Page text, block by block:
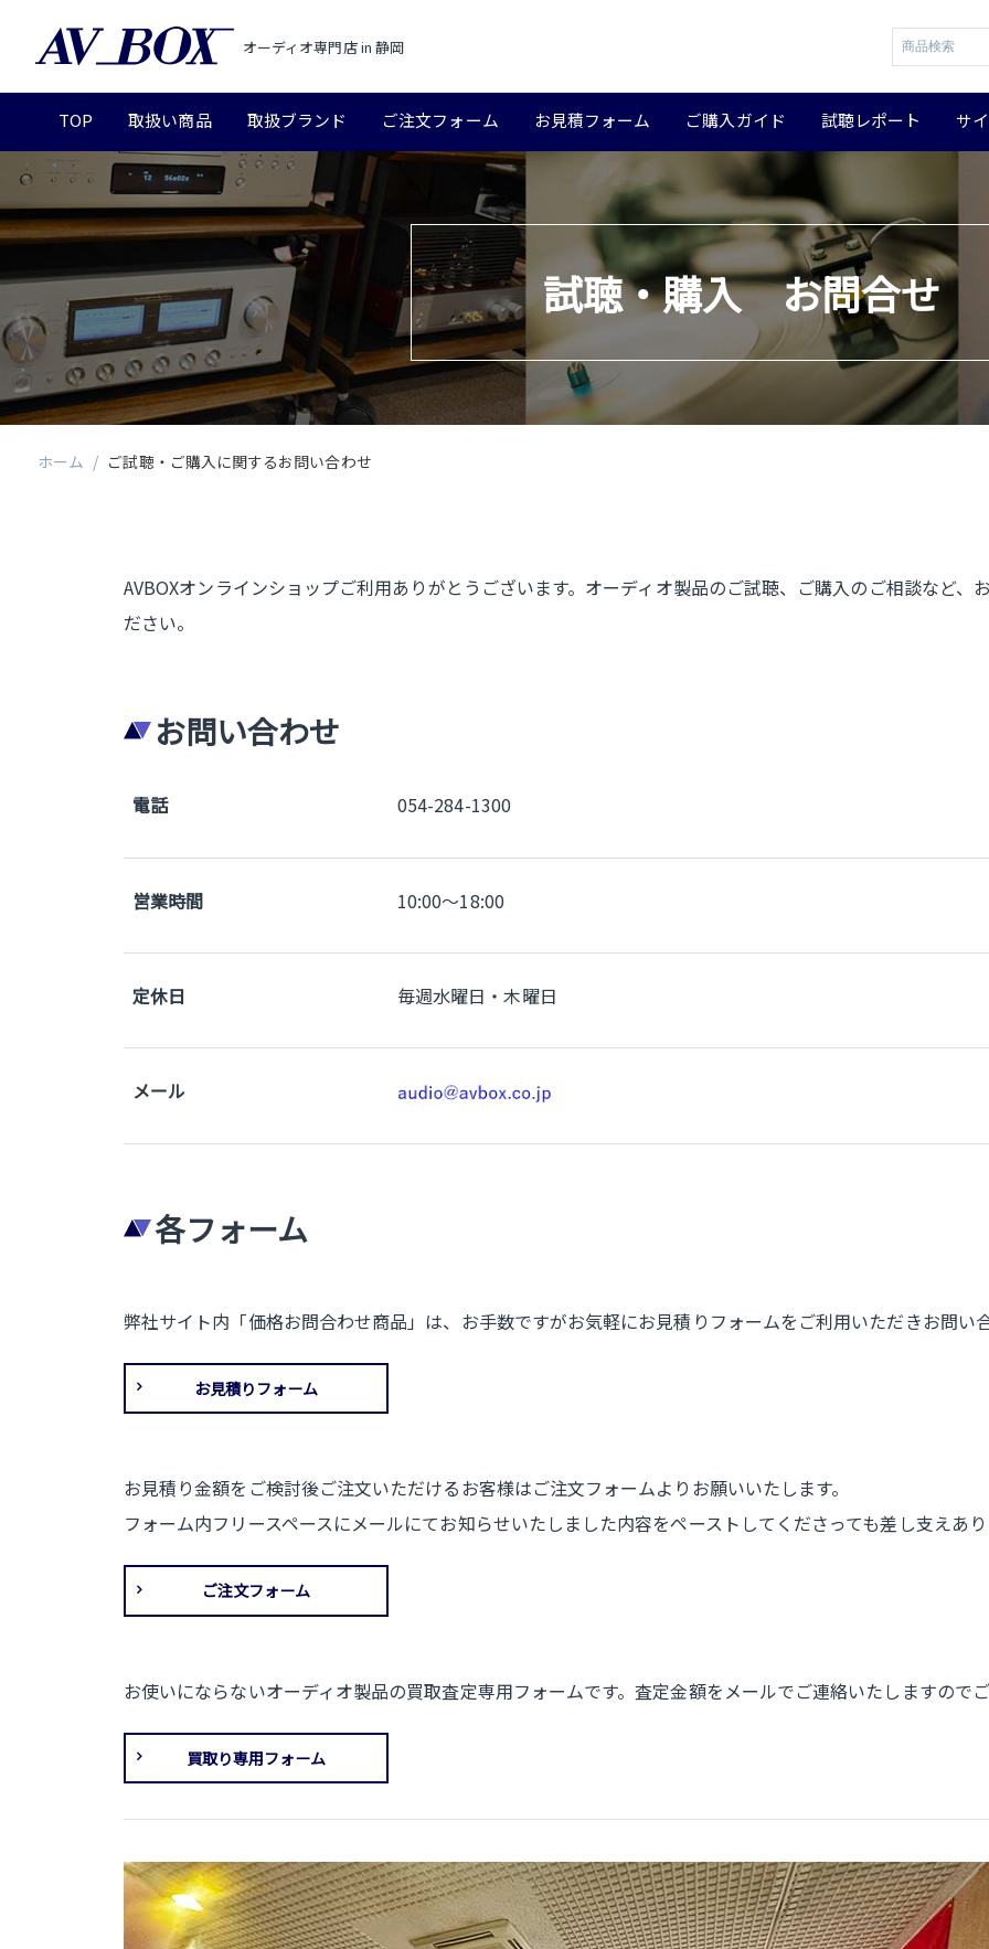
オーディオ専門店 in 静岡
TOP 取扱い商品 取扱ブランド ご注文フォーム お見積フォーム ご購入ガイド 試聴レポート サ
試聴・購入 お問合せ
ホーム / ご試聴・ご購入に関するお問い合わせ
AVBOXオンラインショップご利用ありがとうございます。オーディオ製品のご試聴、ご購入のご相談など、
ださい。
お問い合わせ
電話 054-284-1300
営業時間 10:00～18:00
定休日 毎週水曜日・木曜日
メール
各フォーム
弊社サイト内「価格お問合わせ商品」は、お手数ですがお気軽にお見積りフォームをご利用いただきお問い
お見積りフォーム
お見積り金額をご検討後ご注文いただけるお客様はご注文フォームよりお願いいたします。
フォーム内フリースペースにメールにてお知らせいたしました内容をペーストしてくださっても差し支えあ
ご注文フォーム
お使いにならないオーディオ製品の買取査定専用フォームです。査定金額をメールでご連絡いたしますのでご
買取り専用フォーム